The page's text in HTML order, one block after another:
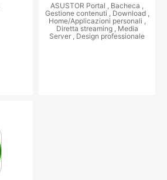
ASUSTOR Portal , Bacheca ,
Gestione contenuti , Download ,
Home/Applicazioni personali ,
Diretta streaming , Media
Server , Design professionale